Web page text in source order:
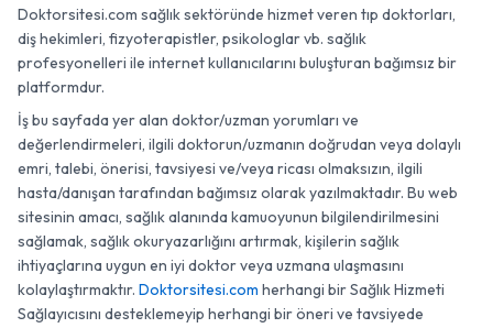
Doktorsitesi.com sağlık sektöründe hizmet veren tıp doktorları,
diş hekimleri, fizyoterapistler, psikologlar vb. sağlık
profesyonelleri ile internet kullanıcılarını buluşturan bağımsız bir
platformdur.
İş bu sayfada yer alan doktor/uzman yorumları ve
değerlendirmeleri, ilgili doktorun/uzmanın doğrudan veya dolaylı
emri, talebi, önerisi, tavsiyesi ve/veya ricası olmaksızın, ilgili
hasta/danışan tarafından bağımsız olarak yazılmaktadır. Bu web
sitesinin amacı, sağlık alanında kamuoyunun bilgilendirilmesini
sağlamak, sağlık okuryazarlığını artırmak, kişilerin sağlık
ihtiyaçlarına uygun en iyi doktor veya uzmana ulaşmasını
kolaylaştırmaktır. Doktorsitesi.com herhangi bir Sağlık Hizmeti
Sağlayıcısını desteklemeyip herhangi bir öneri ve tavsiyede